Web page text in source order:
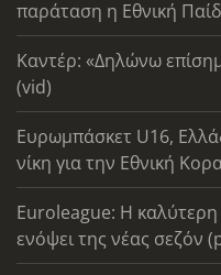
παράταση η Εθνική
Καντέρ: «Δηλώνω
(vid)
Ευρωμπάσκετ U16,
νίκη για την Εθνική
Euroleague: Η
ενόψει της νέας σεζόν